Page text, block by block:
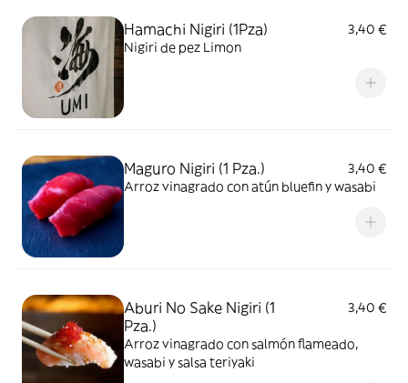
Hamachi Nigiri (1Pza)
3,40 €
Nigiri de pez Limon
Maguro Nigiri (1 Pza.)
3,40 €
Arroz vinagrado con atún bluefin y wasabi
Aburi No Sake Nigiri (1
Pza.)
3,40 €
Arroz vinagrado con salmón flameado,
wasabi y salsa teriyaki